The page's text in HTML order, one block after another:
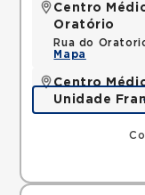
Centro
Oratório
Rua do
Mapa
Centro
Unidade
Rua Francisco